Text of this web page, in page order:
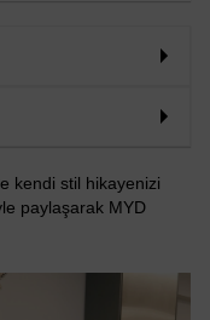
kendi stil hikayenizi
paylaşarak MYD